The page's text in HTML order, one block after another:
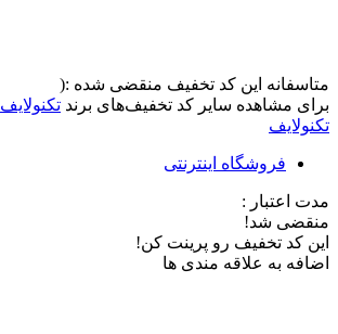
متاسفانه این کد تخفیف منقضی شده :(
برای مشاهده سایر کد تخفیف‌های برند تکنولایف
تکنولایف
فروشگاه اینترنتی
مدت اعتبار :
منقضی شد!
این کد تخفیف رو پرینت کن!
اضافه به علاقه مندی ها